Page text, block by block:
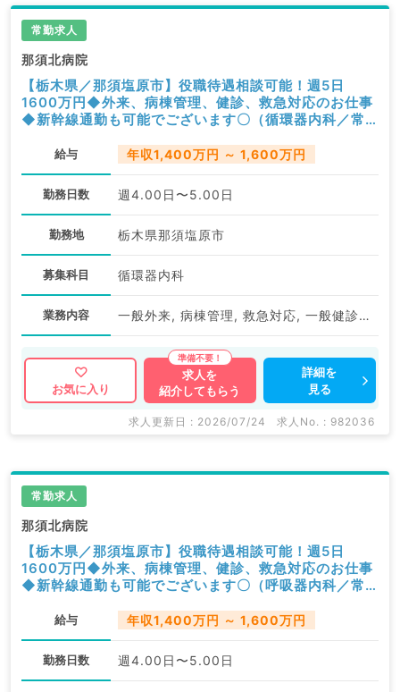
常勤求人
那須北病院
【栃木県／那須塩原市】役職待遇相談可能！週5日
1600万円◆外来、病棟管理、健診、救急対応のお仕事
◆新幹線通勤も可能でございます〇（循環器内科／常
給与 年収1,400万円 ～ 1,600万円
勤務日数 週4.00日〜5.00日
勤務地 栃木県那須塩原市
募集科目 循環器内科
業務内容 一般外来, 病棟管理, 救急対応, 一般健診・人間ドック
お気に入り
求人を
紹介してもらう
詳細を
見る
求人更新日 : 2026/07/24 求人No. : 982036
常勤求人
那須北病院
【栃木県／那須塩原市】役職待遇相談可能！週5日
1600万円◆外来、病棟管理、健診、救急対応のお仕事
◆新幹線通勤も可能でございます〇（呼吸器内科／常
給与 年収1,400万円 ～ 1,600万円
勤務日数 週4.00日〜5.00日